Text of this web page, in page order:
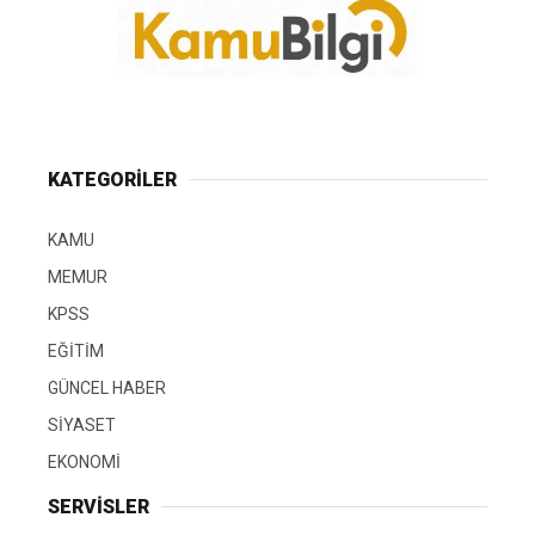
KATEGORİLER
KAMU
MEMUR
KPSS
EĞİTİM
GÜNCEL HABER
SİYASET
EKONOMİ
SERVİSLER